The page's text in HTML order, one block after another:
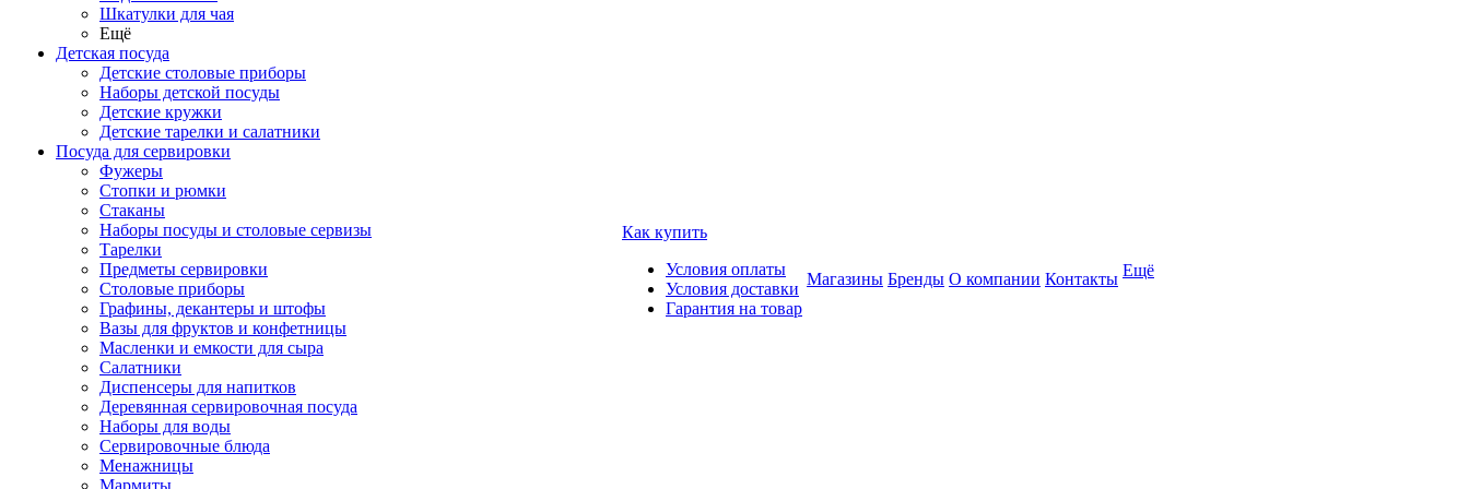
Шкатулки для чая
Ещё
Детская посуда
Детские столовые приборы
Наборы детской посуды
Детские кружки
Детские тарелки и салатники
Посуда для сервировки
Фужеры
Стопки и рюмки
Стаканы
Наборы посуды и столовые сервизы
Тарелки
Предметы сервировки
Столовые приборы
Графины, декантеры и штофы
Вазы для фруктов и конфетницы
Масленки и емкости для сыра
Салатники
Диспенсеры для напитков
Деревянная сервировочная посуда
Наборы для воды
Сервировочные блюда
Менажницы
Мармиты
Как купить
Условия оплаты
Условия доставки
Гарантия на товар
Магазины Бренды О компании Контакты Ещё